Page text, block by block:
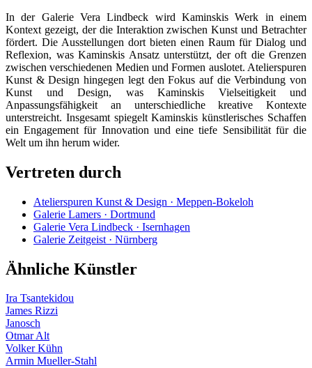
In der Galerie Vera Lindbeck wird Kaminskis Werk in einem
Kontext gezeigt, der die Interaktion zwischen Kunst und Betrachter
fördert. Die Ausstellungen dort bieten einen Raum für Dialog und
Reflexion, was Kaminskis Ansatz unterstützt, der oft die Grenzen
zwischen verschiedenen Medien und Formen auslotet. Atelierspuren
Kunst & Design hingegen legt den Fokus auf die Verbindung von
Kunst und Design, was Kaminskis Vielseitigkeit und
Anpassungsfähigkeit an unterschiedliche kreative Kontexte
unterstreicht. Insgesamt spiegelt Kaminskis künstlerisches Schaffen
ein Engagement für Innovation und eine tiefe Sensibilität für die
Welt um ihn herum wider.
Vertreten durch
Atelierspuren Kunst & Design · Meppen-Bokeloh
Galerie Lamers · Dortmund
Galerie Vera Lindbeck · Isernhagen
Galerie Zeitgeist · Nürnberg
Ähnliche Künstler
Ira Tsantekidou
James Rizzi
Janosch
Otmar Alt
Volker Kühn
Armin Mueller-Stahl